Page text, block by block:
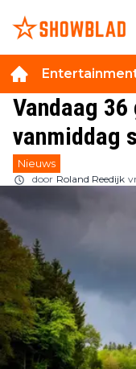
Vandaag
vanmiddag
Nieuws
door Roland Reedijk